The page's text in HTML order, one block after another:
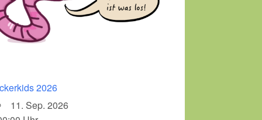
2026
11. Sep. 2026